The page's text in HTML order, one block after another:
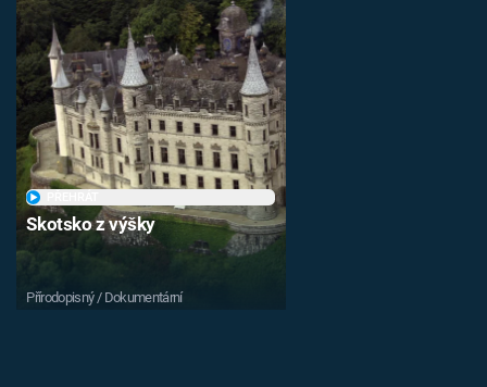
Skotsko z výšky
Přírodopisný / Dokumentární